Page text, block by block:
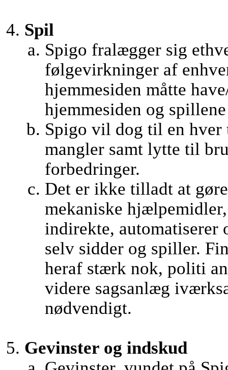
Spil
Spigo fralægger sig
følgevirkninger af
hjemmesiden måtte
hjemmesiden og
Spigo vil dog til en hver
mangler samt lytte til
forbedringer.
Det er ikke tilladt at
mekaniske
indirekte, automatiserer
selv sidder og spiller.
heraf stærk nok, politi
videre sagsanlæg
nødvendigt.
Gevinster og indskud